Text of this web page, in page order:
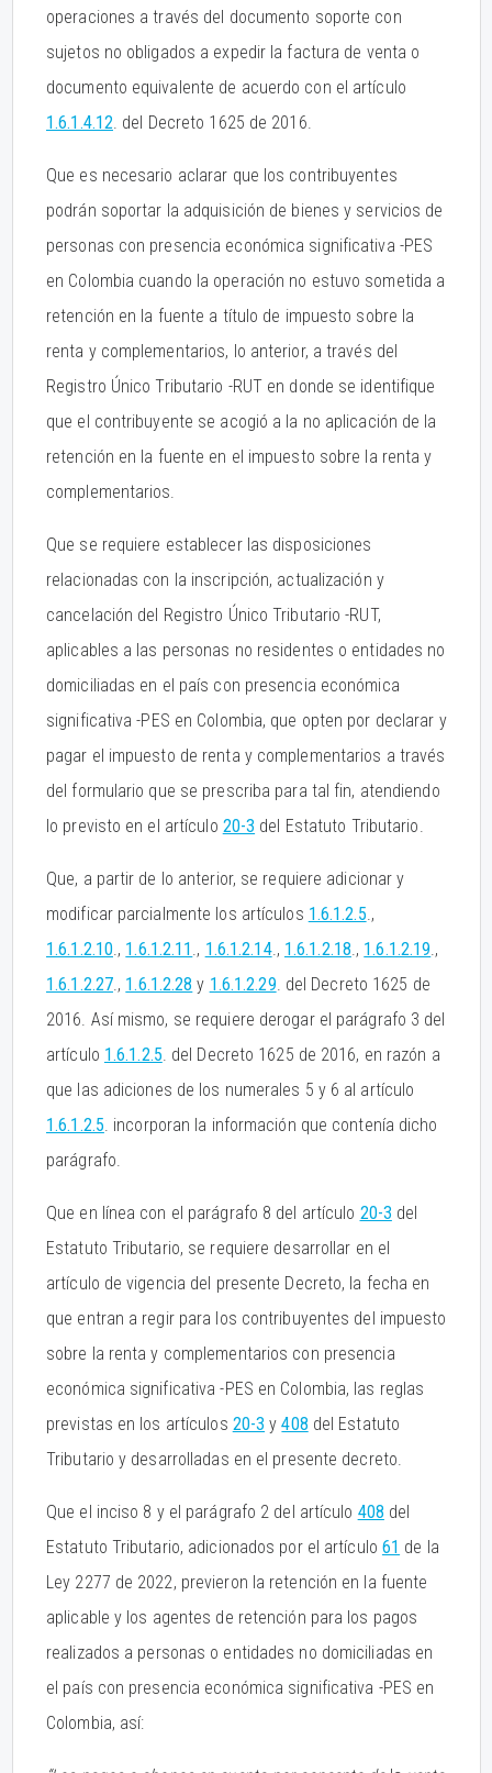
operaciones a través del documento soporte con
sujetos no obligados a expedir la factura de venta o
documento equivalente de acuerdo con el artículo
1.6.1.4.12. del Decreto 1625 de 2016.
Que es necesario aclarar que los contribuyentes
podrán soportar la adquisición de bienes y servicios de
personas con presencia económica significativa -PES
en Colombia cuando la operación no estuvo sometida a
retención en la fuente a título de impuesto sobre la
renta y complementarios, lo anterior, a través del
Registro Único Tributario -RUT en donde se identifique
que el contribuyente se acogió a la no aplicación de la
retención en la fuente en el impuesto sobre la renta y
complementarios.
Que se requiere establecer las disposiciones
relacionadas con la inscripción, actualización y
cancelación del Registro Único Tributario -RUT,
aplicables a las personas no residentes o entidades no
domiciliadas en el país con presencia económica
significativa -PES en Colombia, que opten por declarar y
pagar el impuesto de renta y complementarios a través
del formulario que se prescriba para tal fin, atendiendo
lo previsto en el artículo 20-3 del Estatuto Tributario.
Que, a partir de lo anterior, se requiere adicionar y
modificar parcialmente los artículos 1.6.1.2.5.,
1.6.1.2.10., 1.6.1.2.11., 1.6.1.2.14., 1.6.1.2.18., 1.6.1.2.19.,
1.6.1.2.27., 1.6.1.2.28 y 1.6.1.2.29. del Decreto 1625 de
2016. Así mismo, se requiere derogar el parágrafo 3 del
artículo 1.6.1.2.5. del Decreto 1625 de 2016, en razón a
que las adiciones de los numerales 5 y 6 al artículo
1.6.1.2.5. incorporan la información que contenía dicho
parágrafo.
Que en línea con el parágrafo 8 del artículo 20-3 del
Estatuto Tributario, se requiere desarrollar en el
artículo de vigencia del presente Decreto, la fecha en
que entran a regir para los contribuyentes del impuesto
sobre la renta y complementarios con presencia
económica significativa -PES en Colombia, las reglas
previstas en los artículos 20-3 y408 del Estatuto
Tributario y desarrolladas en el presente decreto.
Que el inciso 8 y el parágrafo 2 del artículo 408 del
Estatuto Tributario, adicionados por el artículo 61 de la
Ley 2277 de 2022, previeron la retención en la fuente
aplicable y los agentes de retención para los pagos
realizados a personas o entidades no domiciliadas en
el país con presencia económica significativa -PES en
Colombia, así: